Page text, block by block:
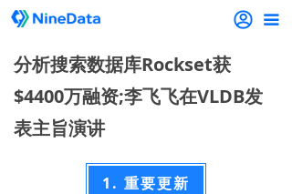
끀
分析搜索数据库Rockset获
$4400万融资;李飞飞在VLDB发
表主旨演讲
1. 重要更新